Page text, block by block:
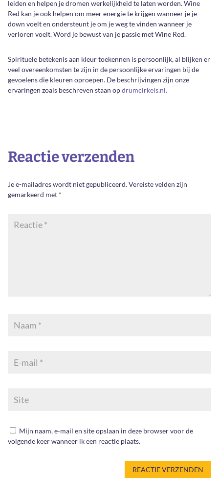
leiden en helpen je dromen werkelijkheid te laten worden. Wine
Red kan je ook helpen om meer energie te krijgen wanneer je je
down voelt en ondersteunt je om je weg te vinden wanneer je
verloren voelt. Word je bewust van je passie met Wine Red.
Spirituele betekenis aan kleur toekennen is persoonlijk, al blijken er
veel overeenkomsten te zijn in de persoonlijke ervaringen bij de
gevoelens die kleuren oproepen. De beschrijvingen zijn onze
ervaringen zoals beschreven staan opdrumcirkels.nl.
Reactie verzenden
Je e-mailadres wordt niet gepubliceerd.Vereiste velden zijn
gemarkeerd met *
Mijn naam, e-mail en site opslaan in deze browser voor de
volgende keer wanneer ik een reactie plaats.